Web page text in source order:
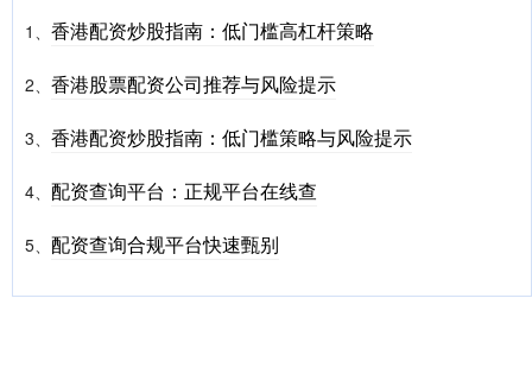
1、 香港配资炒股指南：低门槛高杠杆策略
2、 香港股票配资公司推荐与风险提示
3、 香港配资炒股指南：低门槛策略与风险提示
4、 配资查询平台：正规平台在线查
5、 配资查询合规平台快速甄别